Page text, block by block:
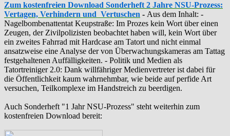
Zum kostenfreien Download Sonderheft 2 Jahre NSU-Prozess:
Vertagen, Verhindern und Vertuschen - Aus dem Inhalt: -
‪Nagelbombenattentat‬ ‎Keupstraße‬: Im Prozes kein Wort über einen
Zeugen, der Zivilpolizisten beobachtet haben will, kein Wort über
ein zweites Fahrrad mit Hardcase am Tatort und nicht einmal
ansatzweise eine Analyse der von Überwachungskameras am Tattag
festgehaltenen Auffälligkeiten. - Politik und Medien als
‪Tatortreiniger‬ 2.0: Dank willfähriger Medienvertreter ist dabei für
die Öffentlichkeit kaum wahrnehmbar, wie beide auf perfide Art
versuchen, Teilkomplexe im Handstreich zu beerdigen.
Auch Sonderheft "1 Jahr NSU-Prozess" steht weiterhin zum
kostenfreien Download bereit: